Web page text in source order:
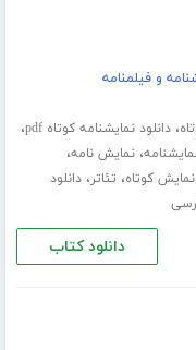
و فیلمنامه
،دانلود نمایشنامه کوتاه pdf ،
،نمایش نامه،
نمایش کوتاه، تئاتر،دانلود
دانلود کتاب